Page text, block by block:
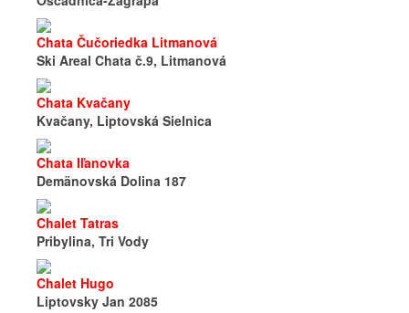
Chata Čučoriedka Litmanová
Ski Areal Chata č.9, Litmanová
Chata Kvačany
Kvačany, Liptovská Sielnica
Chata Iľanovka
Demänovská Dolina 187
Chalet Tatras
Pribylina, Tri Vody
Chalet Hugo
Liptovsky Jan 2085